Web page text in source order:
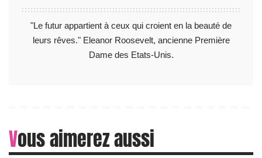
"Le futur appartient à ceux qui croient en la beauté de
leurs rêves." Eleanor Roosevelt, ancienne Première
Dame des Etats-Unis.
Vous aimerez aussi